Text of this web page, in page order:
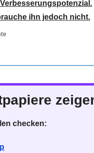
Verbesserungspotenzial.
ihn jedoch nicht.
checken: